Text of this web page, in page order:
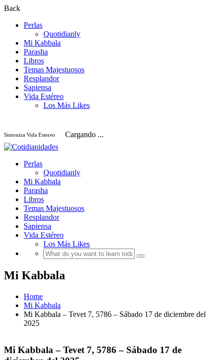
Back
Perlas
Quotidianly
Mi Kabbala
Parasha
Libros
Temas Majestuosos
Resplandor
Sapiensa
Vida Estéreo
Los Más Likes
Sintoniza Vida Estereo Cargando ...
Perlas
Quotidianly
Mi Kabbala
Parasha
Libros
Temas Majestuosos
Resplandor
Sapiensa
Vida Estéreo
Los Más Likes
Mi Kabbala
Home
Mi Kabbala
Mi Kabbala – Tevet 7, 5786 – Sábado 17 de diciembre del
2025
Mi Kabbala – Tevet 7, 5786 – Sábado 17 de